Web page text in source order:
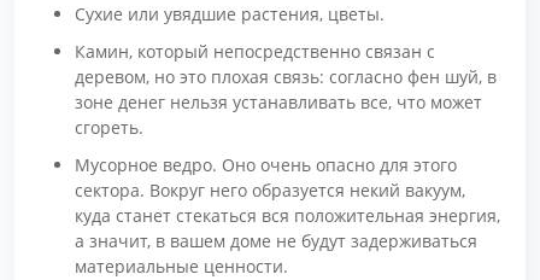
Сухие или увядшие растения, цветы.
Камин, который непосредственно связан с
деревом, но это плохая связь: согласно фен шуй, в
зоне денег нельзя устанавливать все, что может
сгореть.
Мусорное ведро. Оно очень опасно для этого
сектора. Вокруг него образуется некий вакуум,
куда станет стекаться вся положительная энергия,
а значит, в вашем доме не будут задерживаться
материальные ценности.